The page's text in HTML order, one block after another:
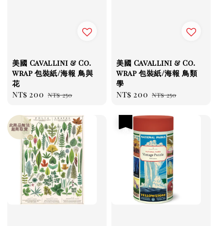
美國 Cavallini & Co.
wrap 包裝紙/海報 鳥與
花
Sale
NT$ 200 Regular
NT$ 250
美國 Cavallini & Co.
wrap 包裝紙/海報 鳥類
學
Sale
NT$ 200 Regular
NT$ 250
此商品無法
超商取貨